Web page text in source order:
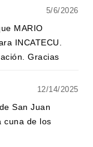
5/6/2026
MARIO
INCATECU.
Gracias
12/14/2025
San Juan
cuna de los